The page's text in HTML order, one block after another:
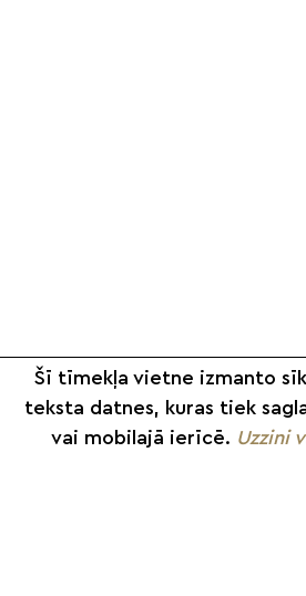
Šī tīmekļa vietne izmanto
teksta datnes, kuras tiek
vai mobilajā ierīcē. Uzzini